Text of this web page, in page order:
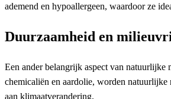
ademend en hypoallergeen, waardoor ze
Duurzaamheid en
Een ander belangrijk aspect van
chemicaliën en aardolie, worden natuurlijke
aan klimaatverandering.